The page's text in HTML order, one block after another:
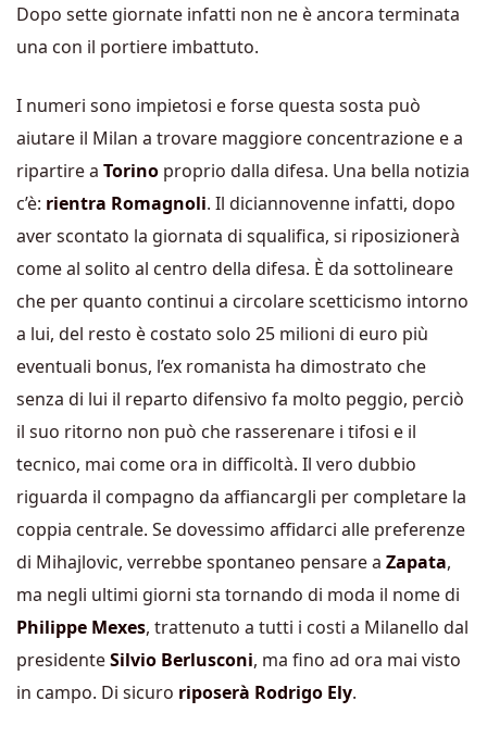
Dopo sette giornate infatti non ne è ancora terminata
una con il portiere imbattuto.
I numeri sono impietosi e forse questa sosta può
aiutare il Milan a trovare maggiore concentrazione e a
ripartire a Torino proprio dalla difesa. Una bella notizia
c’è: rientra Romagnoli. Il diciannovenne infatti, dopo
aver scontato la giornata di squalifica, si riposizionerà
come al solito al centro della difesa. È da sottolineare
che per quanto continui a circolare scetticismo intorno
a lui, del resto è costato solo 25 milioni di euro più
eventuali bonus, l’ex romanista ha dimostrato che
senza di lui il reparto difensivo fa molto peggio, perciò
il suo ritorno non può che rasserenare i tifosi e il
tecnico, mai come ora in difficoltà. Il vero dubbio
riguarda il compagno da affiancargli per completare la
coppia centrale. Se dovessimo affidarci alle preferenze
di Mihajlovic, verrebbe spontaneo pensare a Zapata,
ma negli ultimi giorni sta tornando di moda il nome di
Philippe Mexes, trattenuto a tutti i costi a Milanello dal
presidenteSilvio Berlusconi, ma fino ad ora mai visto
in campo. Di sicuro riposerà Rodrigo Ely.